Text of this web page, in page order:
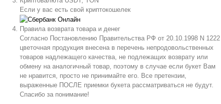
Если у вас есть свой криптокошелек
Правила возврата товара и денег
Согласно Постановлению Правительства РФ от 20.10.1998 N 1222
цветочная продукция внесена в перечень непродовольственных
товаров надлежащего качества, не подлежащих возврату или
обмену на аналогичный товар, поэтому в случае если букет Вам
не нравится, просто не принимайте его. Все претензии,
выраженные ПОСЛЕ приемки букета рассматриваться не будут.
Спасибо за понимание!